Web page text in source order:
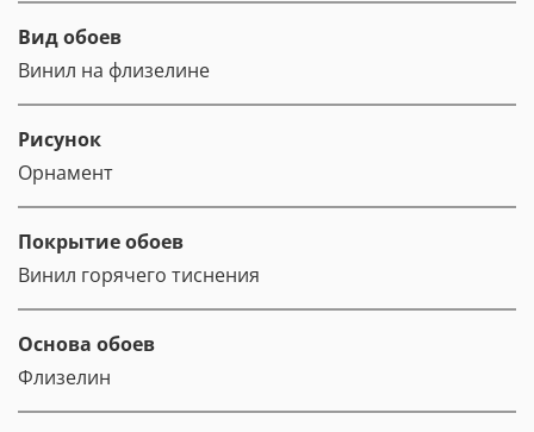
Вид обоев
Винил на флизелине
Рисунок
Орнамент
Покрытие обоев
Винил горячего тиснения
Основа обоев
Флизелин